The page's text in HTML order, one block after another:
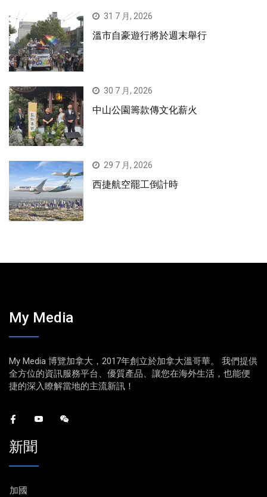
31 7 月, 2026
溫市自豪遊行將於週末舉行
30 7 月, 2026
中山公園籌款傳文化薪火
29 7 月, 2026
西捷航空罷工倒計時
My Media
My Media 博覽加拿大，2017年創立於加拿大溫哥華。 我們提供
全方位的資訊服務平台、優質產品、讓您在海外生活，也能便
捷的深入瞭解當地的主流新訊！
新聞
加國